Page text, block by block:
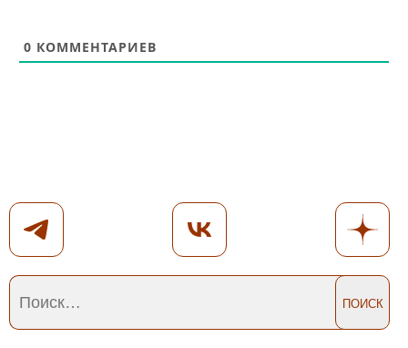
0 КОММЕНТАРИЕВ